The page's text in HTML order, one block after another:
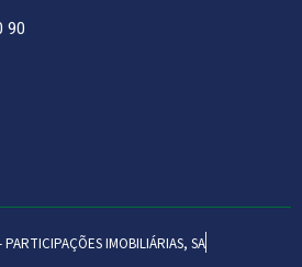
90
IMOBILIÁRIAS, SA